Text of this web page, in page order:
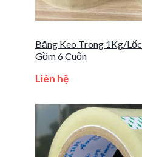
Băng Keo Trong 1Kg/Lốc
Gồm 6 Cuộn
Liên hệ